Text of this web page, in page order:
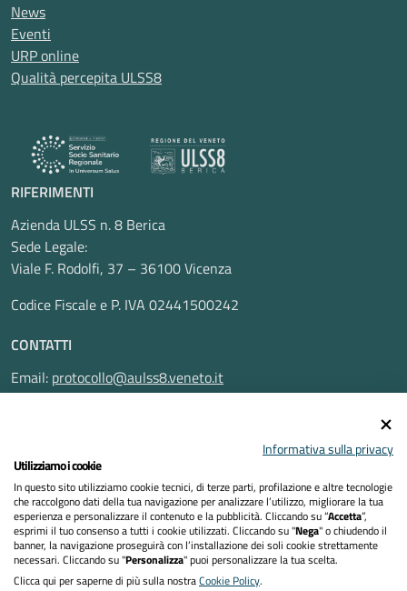
News
Eventi
URP online
Qualità percepita ULSS8
RIFERIMENTI
Azienda ULSS n. 8 Berica
Sede Legale:
Viale F. Rodolfi, 37 – 36100 Vicenza
Codice Fiscale e P. IVA 02441500242
CONTATTI
Email: protocollo@aulss8.veneto.it
Pec:protocollo.aulss8@pecveneto.it
Privacy Policy
Dichiarazione di accessibilità
Informativa sulla privacy
Utilizziamo i cookie
In questo sito utilizziamo cookie tecnici, di terze parti, profilazione e altre tecnologie
che raccolgono dati della tua navigazione per analizzare l’utilizzo, migliorare la tua
esperienza e personalizzare il contenuto e la pubblicità. Cliccando su “Accetta”,
esprimi il tuo consenso a tutti i cookie utilizzati. Cliccando su "Nega" o chiudendo il
banner, la navigazione proseguirà con l’installazione dei soli cookie strettamente
necessari. Cliccando su "Personalizza" puoi personalizzare la tua scelta.
Clicca qui per saperne di più sulla nostraCookie Policy.